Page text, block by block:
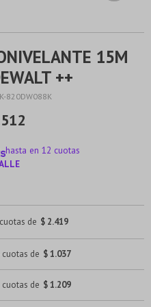
15M
++
820DW088K
hasta en 12 cuotas
cuotas de $ 2.419
cuotas de $ 1.037
cuotas de $ 1.209